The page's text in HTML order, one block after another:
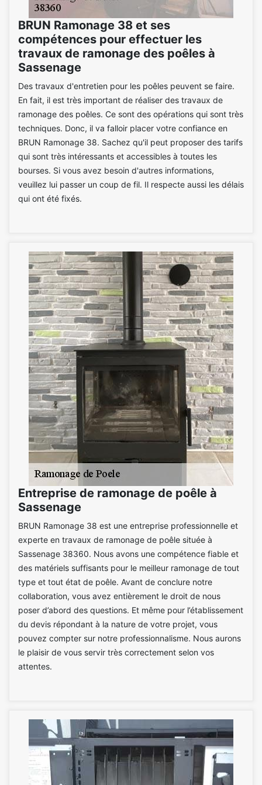
BRUN Ramonage 38 et ses
compétences pour effectuer les
travaux de ramonage des poêles à
Sassenage
Des travaux d'entretien pour les poêles peuvent se faire.
En fait, il est très important de réaliser des travaux de
ramonage des poêles. Ce sont des opérations qui sont très
techniques. Donc, il va falloir placer votre confiance en
BRUN Ramonage 38. Sachez qu'il peut proposer des tarifs
qui sont très intéressants et accessibles à toutes les
bourses. Si vous avez besoin d'autres informations,
veuillez lui passer un coup de fil. Il respecte aussi les délais
qui ont été fixés.
Entreprise de ramonage de poêle à
Sassenage
BRUN Ramonage 38 est une entreprise professionnelle et
experte en travaux de ramonage de poêle située à
Sassenage 38360. Nous avons une compétence fiable et
des matériels suffisants pour le meilleur ramonage de tout
type et tout état de poêle. Avant de conclure notre
collaboration, vous avez entièrement le droit de nous
poser d’abord des questions. Et même pour l’établissement
du devis répondant à la nature de votre projet, vous
pouvez compter sur notre professionnalisme. Nous aurons
le plaisir de vous servir très correctement selon vos
attentes.